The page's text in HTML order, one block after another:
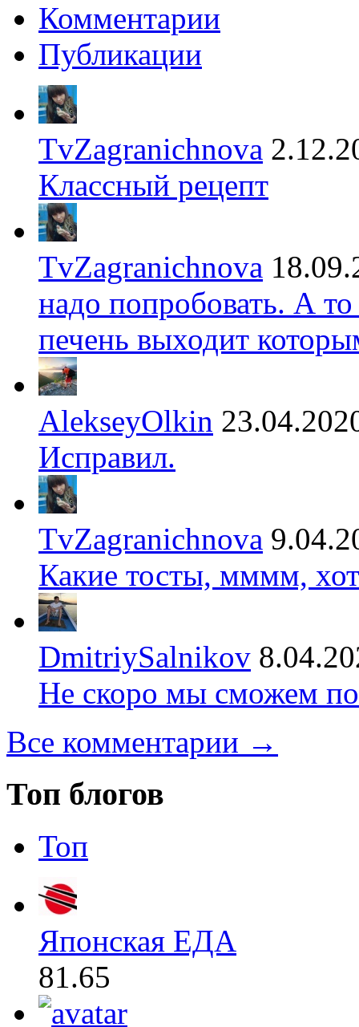
Комментарии
Публикации
TvZagranichnova
Классный рецепт
TvZagranichnova
надо попробовать. А
печень выходит
AlekseyOlkin
Исправил.
TvZagranichnova
Какие тосты, мммм,
DmitriySalnikov
Не скоро мы сможем
Все комментарии →
Топ блогов
Топ
Японская ЕДА
81.65